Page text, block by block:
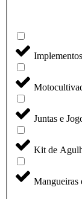
Implementos
Juntas e
Kit de
Mangueiras